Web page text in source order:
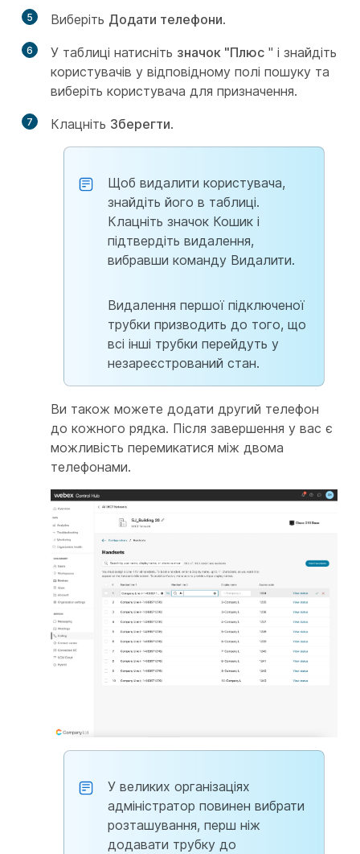
5 Виберіть Додати телефони.
6 У таблиці натисніть значок "Плюс " і знайдіть
користувачів у відповідному полі пошуку та
виберіть користувача для призначення.
7 Клацніть Зберегти.
Щоб видалити користувача,
знайдіть його в таблиці.
Клацніть значок Кошик і
підтвердіть видалення,
вибравши команду Видалити.
Видалення першої підключеної
трубки призводить до того, що
всі інші трубки перейдуть у
незареєстрований стан.
Ви також можете додати другий телефон
до кожного рядка. Після завершення у вас є
можливість перемикатися між двома
телефонами.
У великих організаціях
адміністратор повинен вибрати
розташування, перш ніж
додавати трубку до